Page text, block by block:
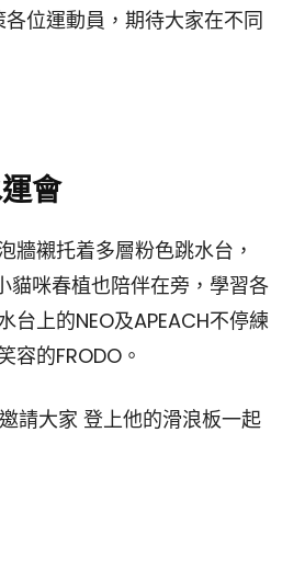
位運動員，期待大家在不同
會
牆襯托着多層粉色跳水台，
貓咪春植也陪伴在旁，學習各
上的NEO及APEACH不停練
的FRODO。
請大家 登上他的滑浪板一起